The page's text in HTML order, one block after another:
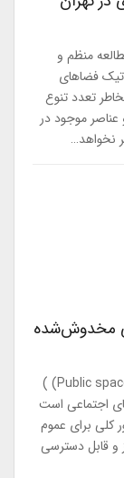
منظم و
فضاهای
تعدد تنوع
موجود در
مخدوش‌شده
مقدمهPublic space) )
اجتماعی است
کلی برای عموم
و قابل دسترسی